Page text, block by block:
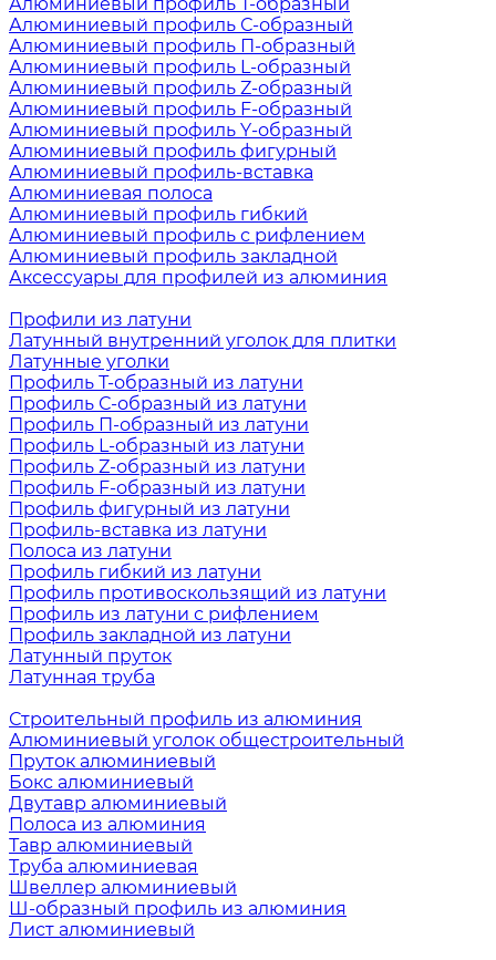
Алюминиевый профиль С-образный
Алюминиевый профиль П-образный
Алюминиевый профиль L-образный
Алюминиевый профиль Z-образный
Алюминиевый профиль F-образный
Алюминиевый профиль Y-образный
Алюминиевый профиль фигурный
Алюминиевый профиль-вставка
Алюминиевая полоса
Алюминиевый профиль гибкий
Алюминиевый профиль с рифлением
Алюминиевый профиль закладной
Аксессуары для профилей из алюминия
Профили из латуни
Латунный внутренний уголок для плитки
Латунные уголки
Профиль Т-образный из латуни
Профиль С-образный из латуни
Профиль П-образный из латуни
Профиль L-образный из латуни
Профиль Z-образный из латуни
Профиль F-образный из латуни
Профиль фигурный из латуни
Профиль-вставка из латуни
Полоса из латуни
Профиль гибкий из латуни
Профиль противоскользящий из латуни
Профиль из латуни с рифлением
Профиль закладной из латуни
Латунный пруток
Латунная труба
Строительный профиль из алюминия
Алюминиевый уголок общестроительный
Пруток алюминиевый
Бокс алюминиевый
Двутавр алюминиевый
Полоса из алюминия
Тавр алюминиевый
Труба алюминиевая
Швеллер алюминиевый
Ш-образный профиль из алюминия
Лист алюминиевый